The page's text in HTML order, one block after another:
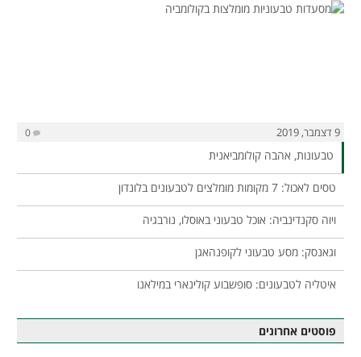
9 דצמבר, 2019 0
טבעונות, אהבה קולומביאנית
טסים לאכול: 7 מקומות מומלצים לטבעונים בלונדון
ויוה סקנדינביה: אוכל טבעוני באוסלו, נורבגיה
וגאנסק: מסע טבעוני לקופנהאגן
איטליה לטבעונים: סופשבוע קולינארי במילאנו
פוסטים אחרונים